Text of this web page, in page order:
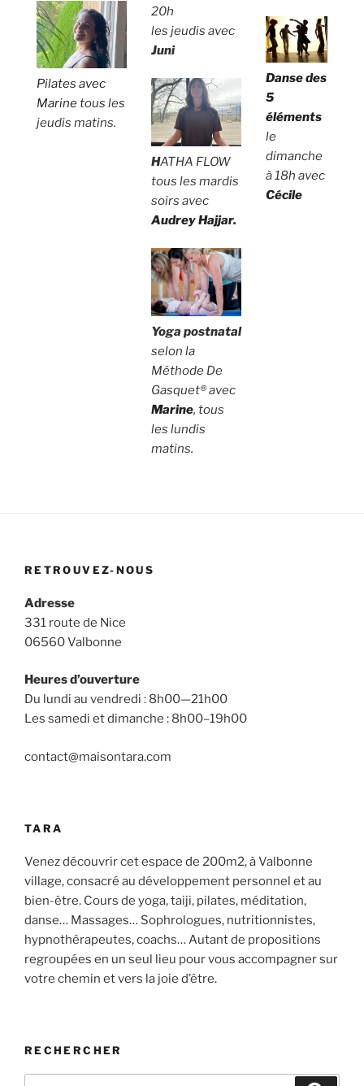
Pilates avec
Marinetous les
jeudis matins.
20h
les jeudis avec
Juni
HATHA FLOW
tous les mardis
soirs avec
Audrey Hajjar.
Yoga postnatal
selon la
Méthode De
Gasquet® avec
Marine, tous
les lundis
matins.
Danse des
5
éléments
le
dimanche
à 18h avec
Cécile
RETROUVEZ-NOUS
Adresse
331 route de Nice
06560 Valbonne
Heures d’ouverture
Du lundi au vendredi : 8h00—21h00
Les samedi et dimanche : 8h00–19h00
contact@maisontara.com
TARA
Venez découvrir cet espace de 200m2, à Valbonne
village, consacré au développement personnel et au
bien-être. Cours de yoga, taiji, pilates, méditation,
danse… Massages… Sophrologues, nutritionnistes,
hypnothérapeutes, coachs… Autant de propositions
regroupées en un seul lieu pour vous accompagner sur
votre chemin et vers la joie d’être.
RECHERCHER